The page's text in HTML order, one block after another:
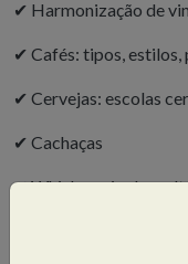
✔ Harmonização de
✔ Cafés: tipos, estilos,
✔ Cervejas: escolas
✔ Cachaças
✔Whiskys, single